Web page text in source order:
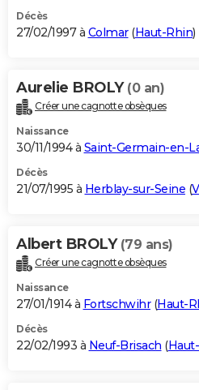
Décès
27/02/1997 à Colmar(Haut-Rhin)
Aurelie BROLY (0 an)
Créer une cagnotte obsèques
Naissance
30/11/1994 à Saint-Germain-en-
Décès
21/07/1995 à Herblay-sur-Seine (
Albert BROLY (79 ans)
Créer une cagnotte obsèques
Naissance
27/01/1914 à Fortschwihr(Haut-
Décès
22/02/1993 à Neuf-Brisach (